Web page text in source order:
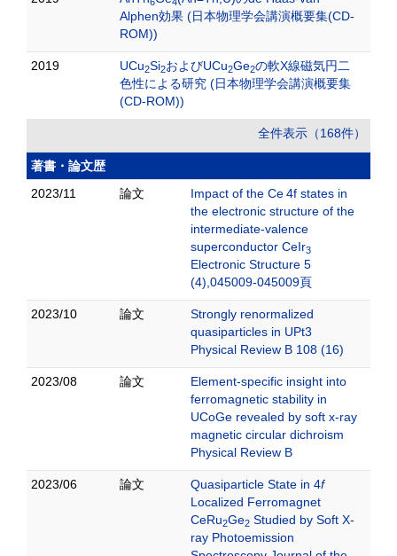
Alphen効果 (日本物理学会講演概要集(CD-
ROM))
2019 UCu2Si2およびUCu2Ge2の軟X線磁気円二
色性による研究 (日本物理学会講演概要集
(CD-ROM))
全件表示（168件）
著書・論文歴
2023/11
論文
Impact of the Ce 4f states in
the electronic structure of the
intermediate-valence
superconductor CeIr3
Electronic Structure 5
(4),045009-045009頁
2023/10 論文
Strongly renormalized
quasiparticles in UPt3
Physical Review B 108 (16)
2023/08 論文
Element-specific insight into
ferromagnetic stability in
UCoGe revealed by soft x-ray
magnetic circular dichroism
Physical Review B
2023/06 論文 Quasiparticle State in 4f
Localized Ferromagnet
CeRu2Ge2 Studied by Soft X-
ray Photoemission